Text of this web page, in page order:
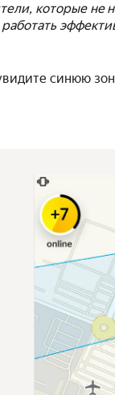
которые не
синюю